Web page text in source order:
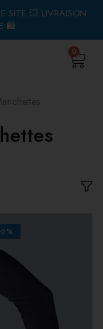
SITE 💥 LIVRAISON
€ 🛍
0